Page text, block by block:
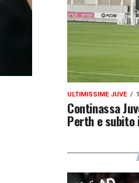
ULTIMISSIME JUVE
Continassa
Perth e subito